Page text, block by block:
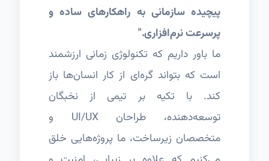
پیچیده سازمانی به راهکارهای ساده و
پرسرعت نرم‌افزاری."
ما باور داریم که تکنولوژی زمانی ارزشمند
است که بتواند گره‌ای از کار انسان‌ها باز
کند. با تکیه بر تیمی از نخبگان
توسعه‌دهنده، طراحان UI/UX و
متخصصان زیرساخت، ما پروژه‌هایی خلق